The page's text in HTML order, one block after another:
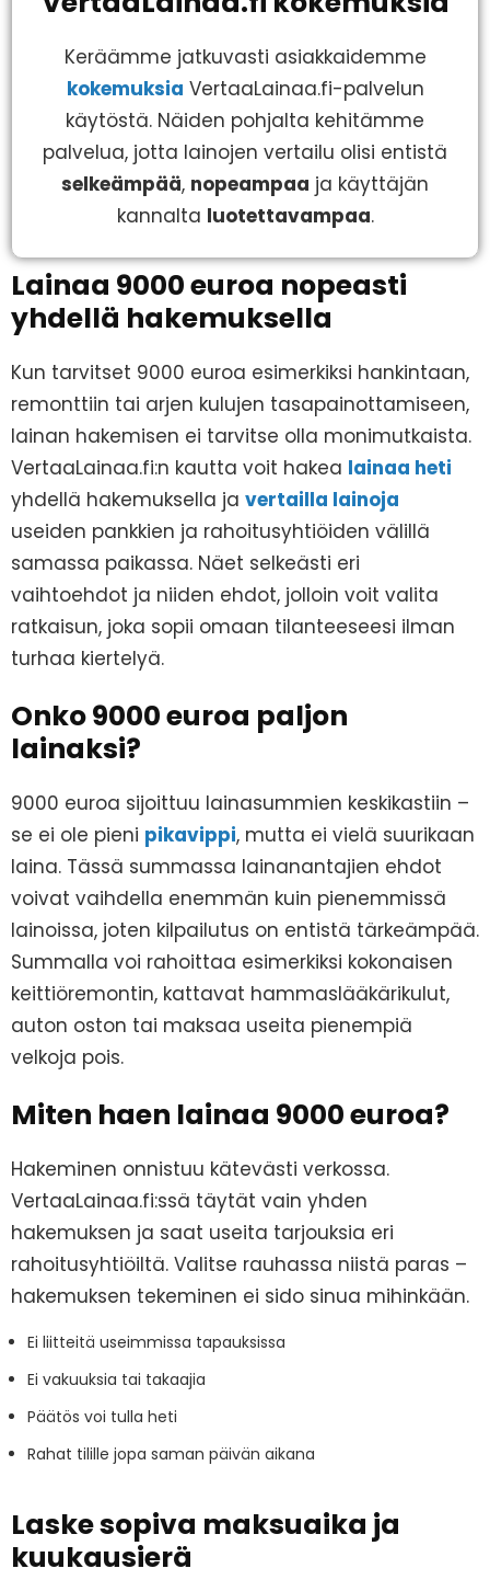
Keräämme jatkuvasti asiakkaidemme
kokemuksia VertaaLainaa.fi-palvelun
käytöstä. Näiden pohjalta kehitämme
palvelua, jotta lainojen vertailu olisi entistä
selkeämpää, nopeampaa ja käyttäjän
kannalta luotettavampaa.
Lainaa 9000 euroa nopeasti
yhdellä hakemuksella
Kun tarvitset 9000 euroa esimerkiksi hankintaan,
remonttiin tai arjen kulujen tasapainottamiseen,
lainan hakemisen ei tarvitse olla monimutkaista.
VertaaLainaa.fi:n kautta voit hakea lainaa heti
yhdellä hakemuksella ja vertailla lainoja
useiden pankkien ja rahoitusyhtiöiden välillä
samassa paikassa. Näet selkeästi eri
vaihtoehdot ja niiden ehdot, jolloin voit valita
ratkaisun, joka sopii omaan tilanteeseesi ilman
turhaa kiertelyä.
Onko 9000 euroa paljon
lainaksi?
9000 euroa sijoittuu lainasummien keskikastiin –
se ei ole pieni pikavippi, mutta ei vielä suurikaan
laina. Tässä summassa lainanantajien ehdot
voivat vaihdella enemmän kuin pienemmissä
lainoissa, joten kilpailutus on entistä tärkeämpää.
Summalla voi rahoittaa esimerkiksi kokonaisen
keittiöremontin, kattavat hammaslääkärikulut,
auton oston tai maksaa useita pienempiä
velkoja pois.
Miten haen lainaa 9000 euroa?
Hakeminen onnistuu kätevästi verkossa.
VertaaLainaa.fi:ssä täytät vain yhden
hakemuksen ja saat useita tarjouksia eri
rahoitusyhtiöiltä. Valitse rauhassa niistä paras –
hakemuksen tekeminen ei sido sinua mihinkään.
Ei liitteitä useimmissa tapauksissa
Ei vakuuksia tai takaajia
Päätös voi tulla heti
Rahat tilille jopa saman päivän aikana
Laske sopiva maksuaika ja
kuukausierä